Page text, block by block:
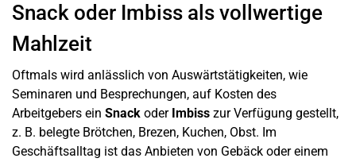
Snack oder Imbiss als vollwertige
Mahlzeit
Oftmals wird anlässlich von Auswärtstätigkeiten, wie
Seminaren und Besprechungen, auf Kosten des
Arbeitgebers ein Snack oder Imbiss zur Verfügung gestellt,
z. B. belegte Brötchen, Brezen, Kuchen, Obst. Im
Geschäftsalltag ist das Anbieten von Gebäck oder einem